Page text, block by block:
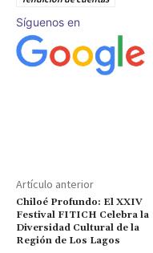
Síguenos en
Artículo anterior
Chiloé Profundo: El XXIV
Festival FITICH Celebra la
Diversidad Cultural de la
Región de Los Lagos